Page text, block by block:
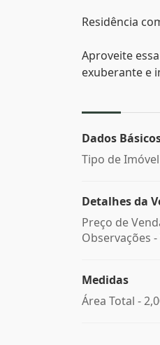
Residência
Aproveite
exuberante e
Dados
Tipo de
Detalhes da
Preço de
Observações
Medidas
Área Total -